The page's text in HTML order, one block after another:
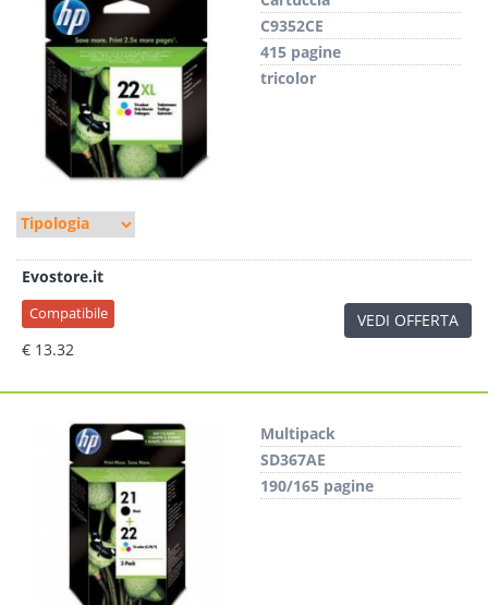
C9352CE
415 pagine
tricolor
Evostore.it
Compatibile
€ 13.32
VEDI OFFERTA
Multipack
SD367AE
190/165 pagine